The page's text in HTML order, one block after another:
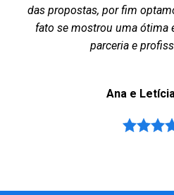
das propostas, por fim
fato se mostrou uma ótima
parceria e
Ana e